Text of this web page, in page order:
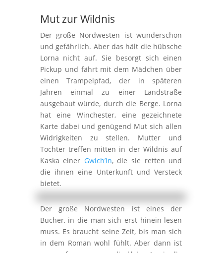
Mut zur Wildnis
Der große Nordwesten ist wunderschön
und gefährlich. Aber das hält die hübsche
Lorna nicht auf. Sie besorgt sich einen
Pickup und fährt mit dem Mädchen über
einen Trampelpfad, der in späteren
Jahren einmal zu einer Landstraße
ausgebaut würde, durch die Berge. Lorna
hat eine Winchester, eine gezeichnete
Karte dabei und genügend Mut sich allen
Widrigkeiten zu stellen. Mutter und
Tochter treffen mitten in der Wildnis auf
Kaska einer Gwich’in, die sie retten und
die ihnen eine Unterkunft und Versteck
bietet.
Der große Nordwesten ist eines der
Bücher, in die man sich erst hinein lesen
muss. Es braucht seine Zeit, bis man sich
in dem Roman wohl fühlt. Aber dann ist